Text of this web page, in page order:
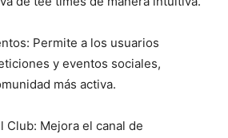
Permite a los usuarios
y eventos sociales,
más activa.
Club: Mejora el canal de